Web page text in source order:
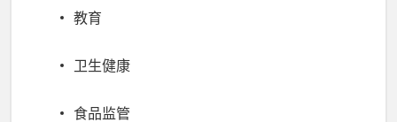
教育
卫生健康
食品监管